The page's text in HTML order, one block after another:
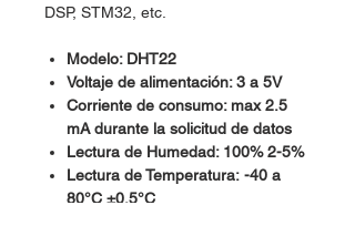
DSP, STM32, etc.
Modelo: DHT22
Voltaje de alimentación: 3 a 5V
Corriente de consumo: max 2.5
mA durante la solicitud de datos
Lectura de Humedad: 100% 2-5%
Lectura de Temperatura: -40 a
80°C ±0.5°C